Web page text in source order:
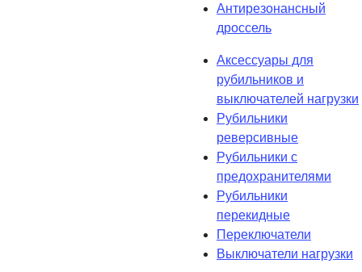
Антирезонансный
дроссель
Аксессуары для
рубильников и
выключателей нагрузки
Рубильники
реверсивные
Рубильники с
предохранителями
Рубильники
перекидные
Переключатели
Выключатели нагрузки